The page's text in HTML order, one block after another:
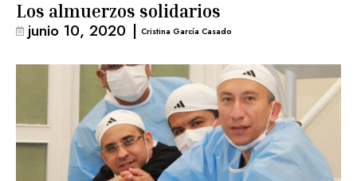
Los almuerzos solidarios
junio 10, 2020 | Cristina García Casado